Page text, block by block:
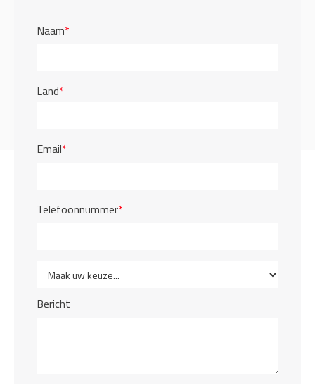
Naam*
Land*
Email*
Telefoonnummer*
Bericht